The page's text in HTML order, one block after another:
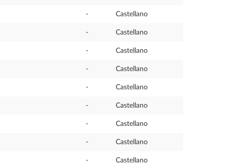
- Castellano
- Castellano
- Castellano
- Castellano
- Castellano
- Castellano
- Castellano
- Castellano
- Castellano